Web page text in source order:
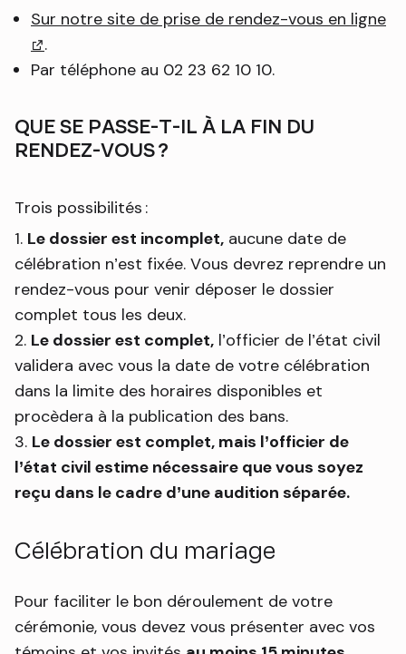
Sur notre site de prise de rendez-vous en ligne
.
Par téléphone au 02 23 62 10 10.
QUE SE PASSE-T-IL À LA FIN DU
RENDEZ-VOUS ?
Trois possibilités :
Le dossier est incomplet, aucune date de
célébration n’est fixée. Vous devrez reprendre un
rendez-vous pour venir déposer le dossier
complet tous les deux.
Le dossier est complet, l’officier de l’état civil
validera avec vous la date de votre célébration
dans la limite des horaires disponibles et
procèdera à la publication des bans.
Le dossier est complet, mais l’officier de
l’état civil estime nécessaire que vous soyez
reçu dans le cadre d’une audition séparée.
Célébration du mariage
Pour faciliter le bon déroulement de votre
cérémonie, vous devez vous présenter avec vos